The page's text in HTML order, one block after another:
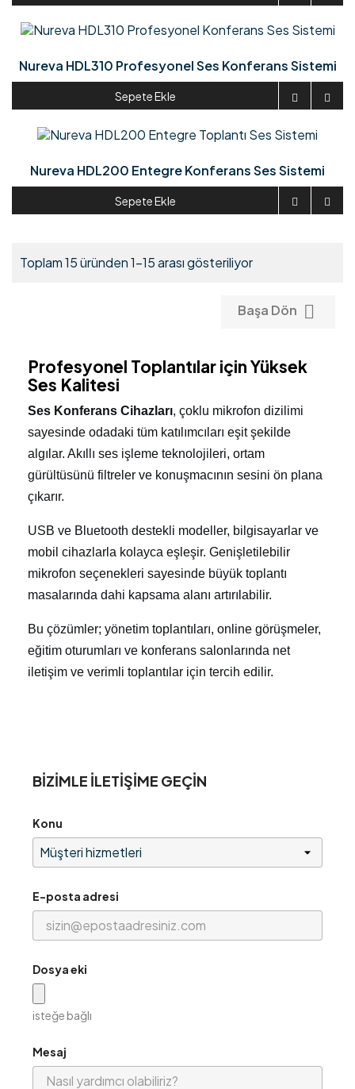
Nureva HDL310 Profesyonel Ses Konferans Sistemi
Sepete Ekle  
Nureva HDL200 Entegre Konferans Ses Sistemi
Sepete Ekle  
Toplam 15 üründen 1-15 arası gösteriliyor
Başa Dön 
Profesyonel Toplantılar için Yüksek
Ses Kalitesi
Ses Konferans Cihazları, çoklu mikrofon dizilimi
sayesinde odadaki tüm katılımcıları eşit şekilde
algılar. Akıllı ses işleme teknolojileri, ortam
gürültüsünü filtreler ve konuşmacının sesini ön plana
çıkarır.
USB ve Bluetooth destekli modeller, bilgisayarlar ve
mobil cihazlarla kolayca eşleşir. Genişletilebilir
mikrofon seçenekleri sayesinde büyük toplantı
masalarında dahi kapsama alanı artırılabilir.
Bu çözümler; yönetim toplantıları, online görüşmeler,
eğitim oturumları ve konferans salonlarında net
iletişim ve verimli toplantılar için tercih edilir.
BIZIMLE ILETIŞIME GEÇIN
Konu
E-posta adresi
Dosya eki
isteğe bağlı
Mesaj